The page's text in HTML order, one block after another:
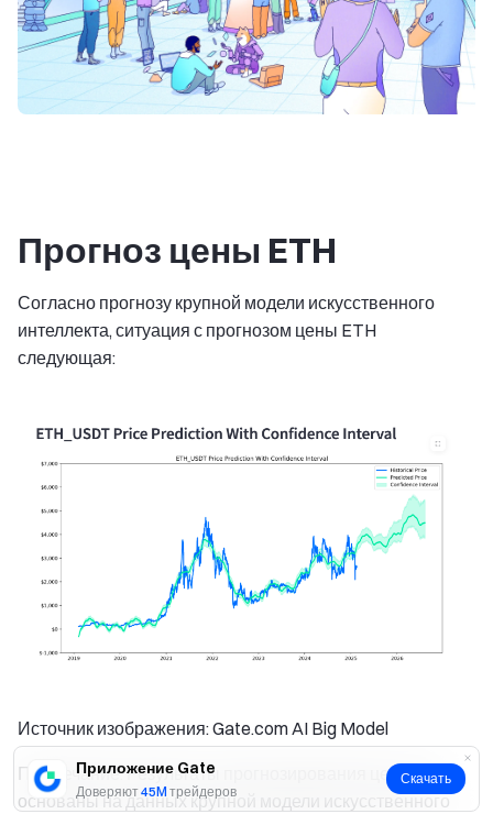
Приложение Gate
Доверяют45M трейдеров
Скачать
Прогноз цены ETH
Согласно прогнозу крупной модели искусственного
интеллекта, ситуация с прогнозом цены ETH
следующая:
Источник изображения: Gate.com AI Big Model
Примечание: Результаты прогнозирования цен ETH
основаны на данных крупной модели искусственного